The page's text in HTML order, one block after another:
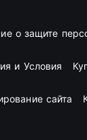
о защите
и Условия
сайта